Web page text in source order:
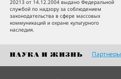
20213 от 14.12.2004 выдано Федеральной
службой по надзору за соблюдением
законодательства в сфере массовых
коммуникаций и охране культурного
наследия.
Партнеры